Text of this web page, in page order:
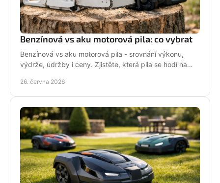
Benzínová vs aku motorová pila: co vybrat
Benzínová vs aku motorová pila - srovnání výkonu,
výdrže, údržby i ceny. Zjistěte, která pila se hodí na
26. června 2026